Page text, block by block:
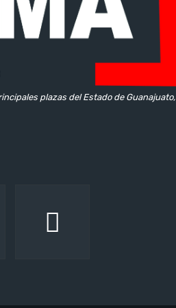
plazas del Estado de Guanajuato,